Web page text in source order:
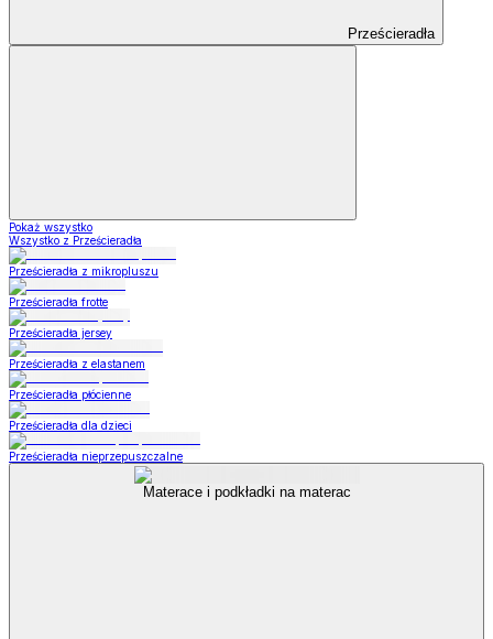
Prześcieradła
Pokaż wszystko
Wszystko z Prześcieradła
Prześcieradła z mikropluszu
Prześcieradła frotte
Prześcieradła jersey
Prześcieradła z elastanem
Prześcieradła płócienne
Prześcieradła dla dzieci
Prześcieradła nieprzepuszczalne
Materace i podkładki na materac